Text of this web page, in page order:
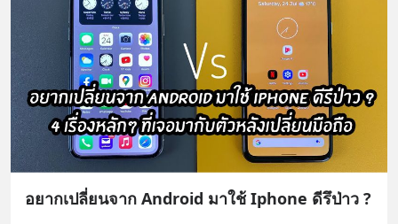
อยากเปลี่ยนจาก Android มาใช้ Iphone ดีรึป่าว ?